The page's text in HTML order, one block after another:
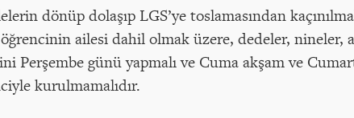
dönüp dolaşıp LGS’ye toslamasından
ailesi dahil olmak üzere, dedeler, nineler,
Perşembe günü yapmalı ve Cuma akşam ve
kurulmamalıdır.